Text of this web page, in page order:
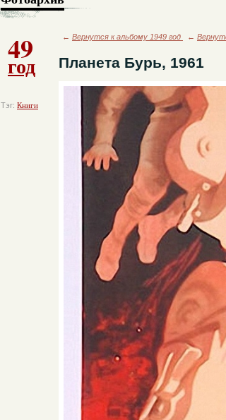
49
год
Тэг: Книги
← Вернутся к альбому 1949 год ←
Планета Бурь, 1961